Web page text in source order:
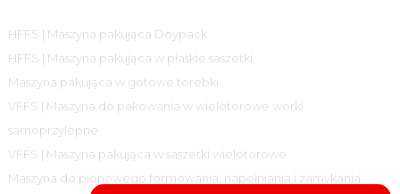
HFFS | Maszyna pakująca Doypack
HFFS | Maszyna pakująca w płaskie saszetki
Maszyna pakująca w gotowe torebki
VFFS | Maszyna do pakowania w wielotorowe worki
samoprzylepne
VFFS | Maszyna pakująca w saszetki wielotorowe
Maszyna do pionowego formowania, napełniania i zamykania